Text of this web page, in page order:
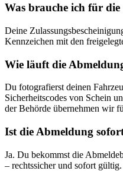
Was brauche ich für
Deine
Kennzeichen mit den
Wie läuft die
Du fotografierst deinen
Sicherheitscodes von Schein
der Behörde übernehmen wir
Ist die Abmeldung
Ja. Du bekommst die
– rechtssicher und sofort gültig.